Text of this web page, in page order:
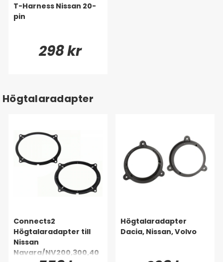
T-Harness Nissan 20-
pin
298 kr
Högtalaradapter
Connects2
Högtalaradapter till
Nissan
Navara/NV200,300,40
Högtalaradapter
Dacia, Nissan, Volvo